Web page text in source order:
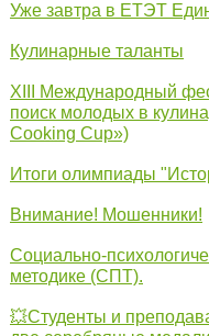
Уже завтра в ЕТЭТ
Кулинарные таланты
XIII Международный
поиск молодых в
Cooking Cup»)
Итоги олимпиады
Внимание! Мошенники!
Социально-
методике (СПТ).
💥Студенты и